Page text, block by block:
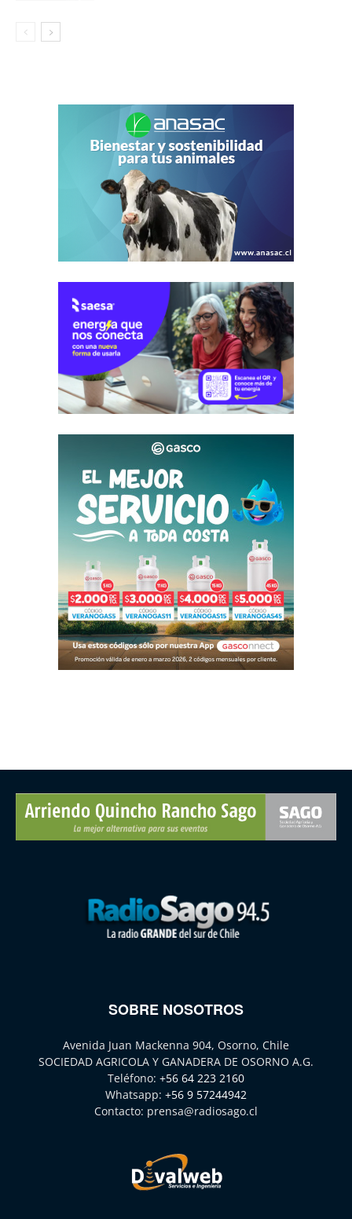
SOBRE NOSOTROS
Avenida Juan Mackenna 904, Osorno, Chile
SOCIEDAD AGRICOLA Y GANADERA DE OSORNO A.G.
Teléfono: +56 64 223 2160
Whatsapp: +56 9 57244942
Contacto: prensa@radiosago.cl